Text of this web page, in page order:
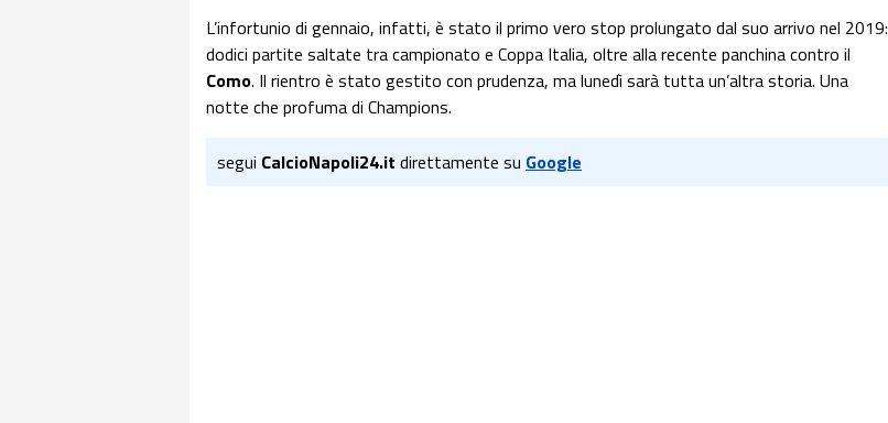
L’infortunio di gennaio, infatti, è stato il primo vero stop prolungato dal suo arrivo nel 2019:
dodici partite saltate tra campionato e Coppa Italia, oltre alla recente panchina contro il
Como. Il rientro è stato gestito con prudenza, ma lunedì sarà tutta un’altra storia. Una
notte che profuma di Champions.
segui CalcioNapoli24.it direttamente su Google